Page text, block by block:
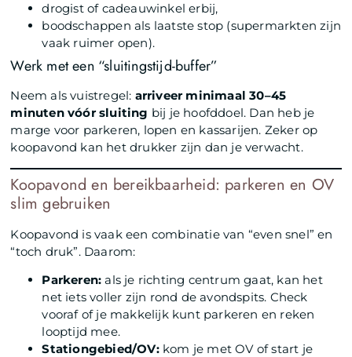
drogist of cadeauwinkel erbij,
boodschappen als laatste stop (supermarkten zijn
vaak ruimer open).
Werk met een “sluitingstijd-buffer”
Neem als vuistregel: arriveer minimaal 30–45
minuten vóór sluiting bij je hoofddoel. Dan heb je
marge voor parkeren, lopen en kassarijen. Zeker op
koopavond kan het drukker zijn dan je verwacht.
Koopavond en bereikbaarheid: parkeren en OV
slim gebruiken
Koopavond is vaak een combinatie van “even snel” en
“toch druk”. Daarom:
Parkeren: als je richting centrum gaat, kan het
net iets voller zijn rond de avondspits. Check
vooraf of je makkelijk kunt parkeren en reken
looptijd mee.
Stationgebied/OV:kom je met OV of start je